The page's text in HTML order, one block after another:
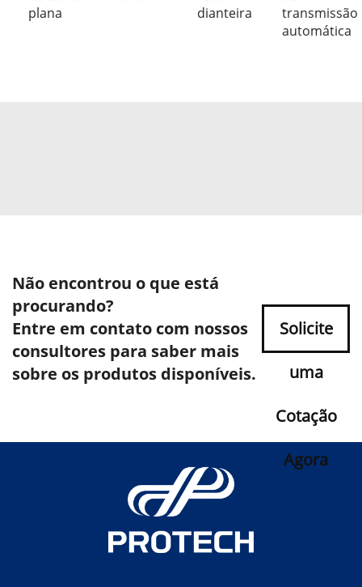
plana
dianteira
transmissão
automática
Não encontrou o que está
procurando?
Entre em contato com nossos
consultores para saber mais
sobre os produtos disponíveis.
Solicite
uma
Cotação
Agora